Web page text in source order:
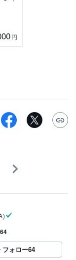
円
64
フォロー64